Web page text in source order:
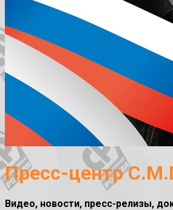
Пресс-центр
Видео, новости, пресс-релизы,